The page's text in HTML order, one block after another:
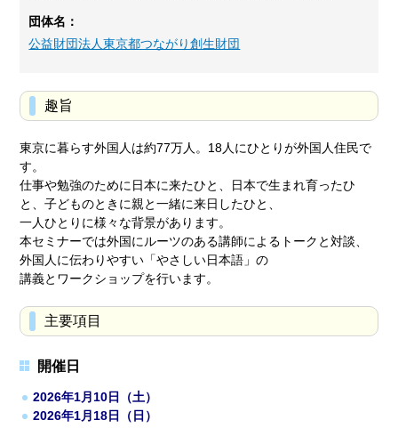
団体名：
公益財団法人東京都つながり創生財団
趣旨
東京に暮らす外国人は約77万人。18人にひとりが外国人住民で
す。
仕事や勉強のために日本に来たひと、日本で生まれ育ったひ
と、子どものときに親と一緒に来日したひと、
一人ひとりに様々な背景があります。
本セミナーでは外国にルーツのある講師によるトークと対談、
外国人に伝わりやすい「やさしい日本語」の
講義とワークショップを行います。
主要項目
開催日
2026年1月10日（土）
2026年1月18日（日）